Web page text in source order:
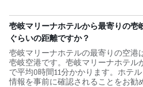
壱岐マリーナホテルから最寄りの壱
ぐらいの距離ですか？
壱岐マリーナホテルの最寄りの空港
壱岐空港です。壱岐マリーナホテル
で平均0時間11分かかります。ホテ
情報を事前に確認されることをお勧